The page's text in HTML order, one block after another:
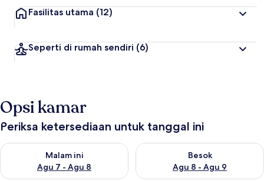
Fasilitas utama (12)
Seperti di rumah sendiri (6)
Opsi kamar
Periksa ketersediaan untuk tanggal ini
Malam ini
Agu 7 - Agu 8
Periksa ketersediaan untuk malam ini Agu 7 - Agu 8
Besok
Agu 8 - Agu 9
Periksa ketersediaan untuk